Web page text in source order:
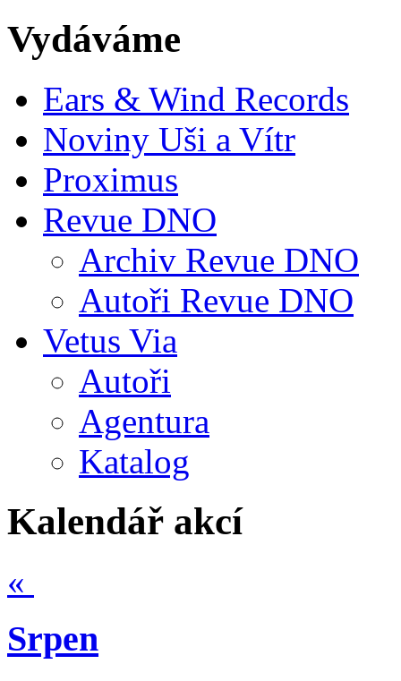
Vydáváme
Ears & Wind Records
Noviny Uši a Vítr
Proximus
Revue DNO
Archiv Revue DNO
Autoři Revue DNO
Vetus Via
Autoři
Agentura
Katalog
Kalendář akcí
«
Srpen